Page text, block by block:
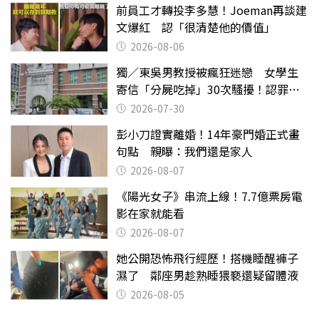
前員工才轉投李多慧！Joeman再談建
文爆紅 認「很清楚他的價值」
2026-08-06
獨／東吳男教授被瘋狂迷戀 女學生
寄信「分屍吃掉」30次騷擾！認罪免
關 2026-07-30
彭小刀證實離婚！14年豪門婚正式畫
句點 親曝：我們還是家人
2026-08-07
《陽光女子》串流上線！7.7億票房電
影在家就能看
2026-08-07
她公開恐怖飛行經歷！搭機睡醒褲子
濕了 鄰座男趁熟睡猥褻還疑留體液
2026-08-05